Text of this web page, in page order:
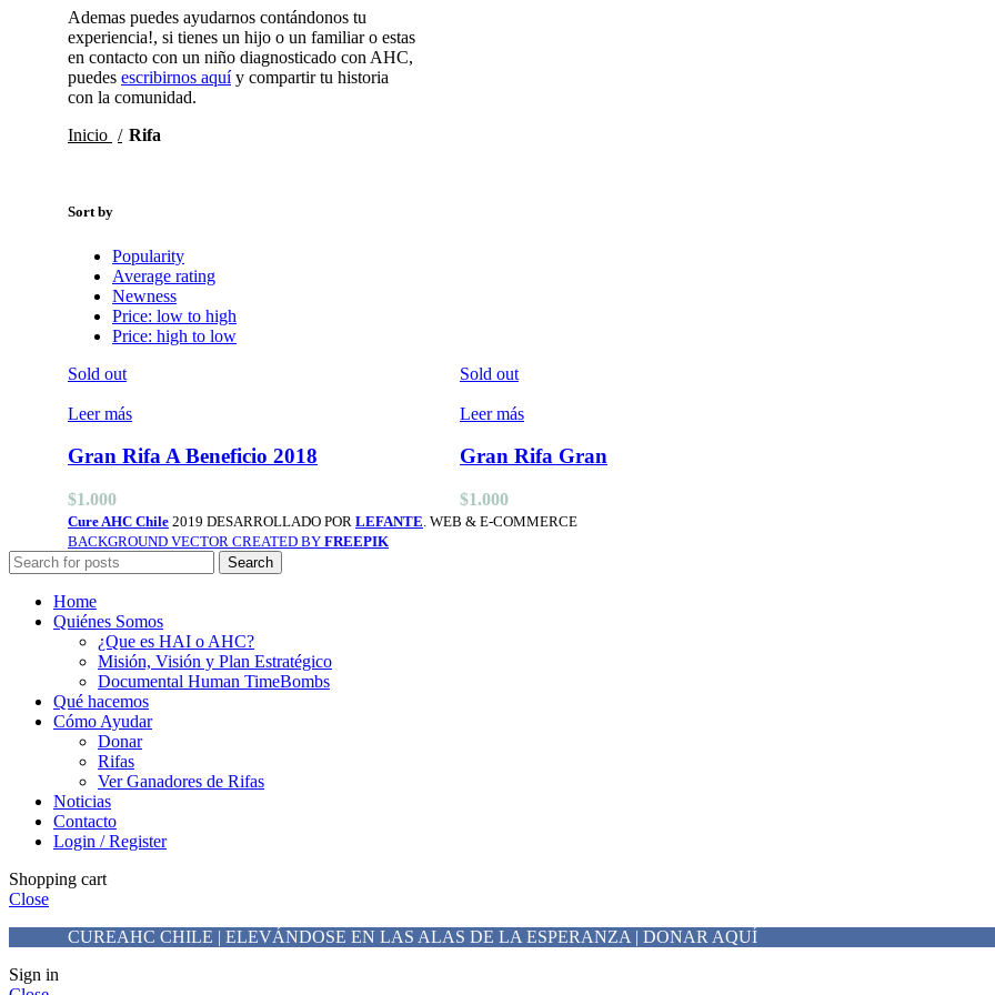
Ademas puedes ayudarnos contándonos tu
experiencia!, si tienes un hijo o un familiar o estas
en contacto con un niño diagnosticado con AHC,
puedes escribirnos aquíy compartir tu historia
con la comunidad.
Inicio
Rifa
Sort by
Popularity
Average rating
Newness
Price: low to high
Price: high to low
Sold out
Leer más
Gran Rifa A Beneficio 2018
$1.000
Sold out
Leer más
Gran Rifa Gran
$1.000
Cure AHC Chile 2019 DESARROLLADO POR LEFANTE. WEB & E-COMMERCE
BACKGROUND VECTOR CREATED BY FREEPIK
Search
Home
Quiénes Somos
¿Que es HAI o AHC?
Misión, Visión y Plan Estratégico
Documental Human TimeBombs
Qué hacemos
Cómo Ayudar
Donar
Rifas
Ver Ganadores de Rifas
Noticias
Contacto
Login / Register
Shopping cart
Close
CUREAHC CHILE | ELEVÁNDOSE EN LAS ALAS DE LA ESPERANZA | DONAR AQUÍ
Sign in